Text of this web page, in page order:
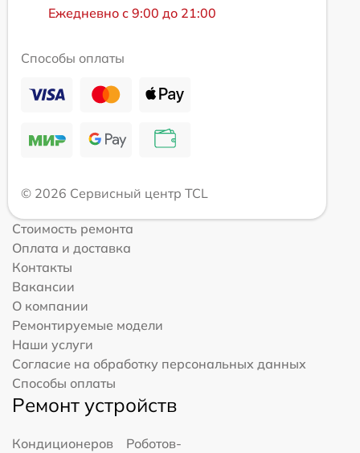
Ежедневно с 9:00 до 21:00
Способы оплаты
© 2026 Сервисный центр TCL
Стоимость ремонта
Оплата и доставка
Контакты
Вакансии
О компании
Ремонтируемые модели
Наши услуги
Согласие на обработку персональных данных
Способы оплаты
Ремонт устройств
Кондиционеров
Роботов-